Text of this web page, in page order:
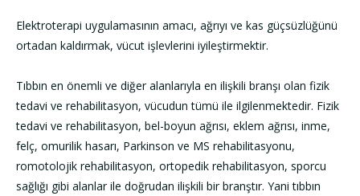
Elektroterapi uygulamasının amacı, ağrıyı ve kas güçsüzlüğünü
ortadan kaldırmak, vücut işlevlerini iyileştirmektir.
Tıbbın en önemli ve diğer alanlarıyla en ilişkili branşı olan fizik
tedavi ve rehabilitasyon, vücudun tümü ile ilgilenmektedir. Fizik
tedavi ve rehabilitasyon, bel-boyun ağrısı, eklem ağrısı, inme,
felç, omurilik hasarı, Parkinson ve MS rehabilitasyonu,
romotolojik rehabilitasyon, ortopedik rehabilitasyon, sporcu
sağlığı gibi alanlar ile doğrudan ilişkili bir branştır. Yani tıbbın